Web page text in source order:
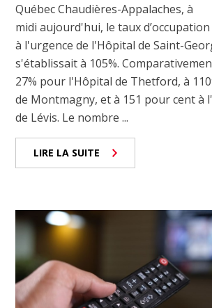
Québec Chaudières-Appalaches, à
midi aujourd'hui, le taux
à l'urgence de l'Hôpital de Saint-
s'établissait à 105%.
27% pour l'Hôpital de Thetford, à
de Montmagny, et à 151 pour cent à
de Lévis. Le nombre ...
LIRE LA SUITE